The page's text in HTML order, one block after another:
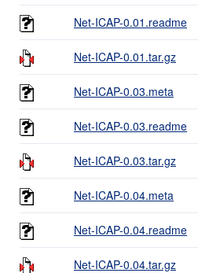
Net-ICAP-0.01.readme
Net-ICAP-0.01.tar.gz
Net-ICAP-0.03.meta
Net-ICAP-0.03.readme
Net-ICAP-0.03.tar.gz
Net-ICAP-0.04.meta
Net-ICAP-0.04.readme
Net-ICAP-0.04.tar.gz